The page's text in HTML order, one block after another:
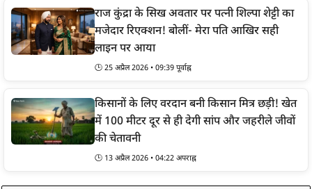
राज कुंद्रा के सिख अवतार पर पत्नी शिल्पा शेट्टी का
मजेदार रिएक्शन! बोलीं- मेरा पति आखिर सही
लाइन पर आया
🕒 25 अप्रैल 2026 • 09:39 पूर्वाह्न
किसानों के लिए वरदान बनी किसान मित्र छड़ी! खेत
में 100 मीटर दूर से ही देगी सांप और जहरीले जीवों
की चेतावनी
🕒 13 अप्रैल 2026 • 04:22 अपराह्न